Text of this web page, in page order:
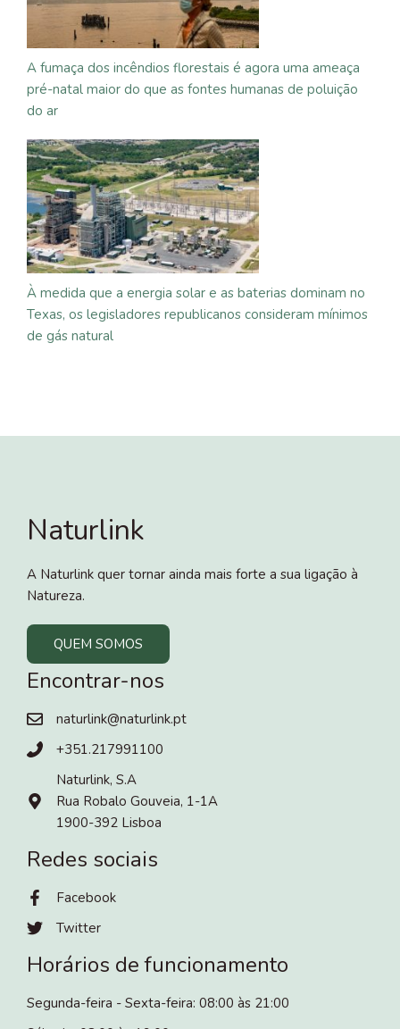
A fumaça dos incêndios florestais é agora uma ameaça
pré-natal maior do que as fontes humanas de poluição
do ar
À medida que a energia solar e as baterias dominam no
Texas, os legisladores republicanos consideram mínimos
de gás natural
Naturlink
A Naturlink quer tornar ainda mais forte a sua ligação à
Natureza.
QUEM SOMOS
Encontrar-nos
naturlink@naturlink.pt
+351.217991100
Naturlink, S.A
Rua Robalo Gouveia, 1-1A
1900-392 Lisboa
Redes sociais
Facebook
Twitter
Horários de funcionamento
Segunda-feira - Sexta-feira: 08:00 às 21:00